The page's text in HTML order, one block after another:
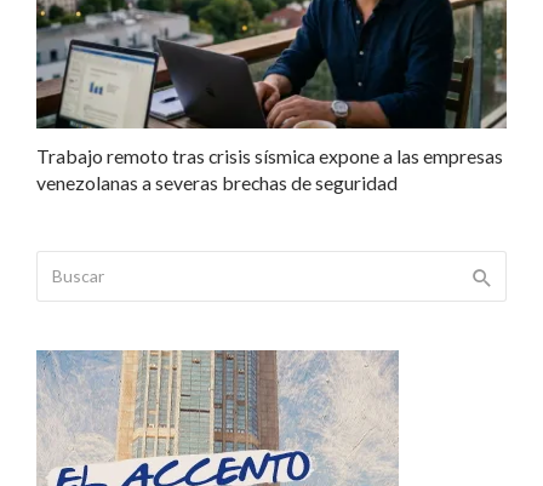
Trabajo remoto tras crisis sísmica expone a las empresas
venezolanas a severas brechas de seguridad